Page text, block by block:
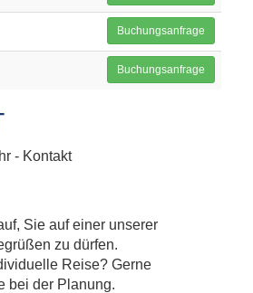
Buchungsanfrage
Buchungsanfrage
- Kontakt
Sie auf einer unserer
zu dürfen.
Reise? Gerne
bei der Planung.